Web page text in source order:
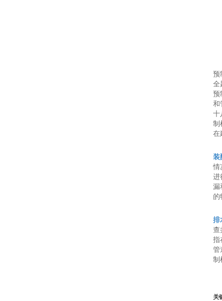
预
全
预
和
十
制
在
装
情
进
漏
的
排
查
指
管
制
关